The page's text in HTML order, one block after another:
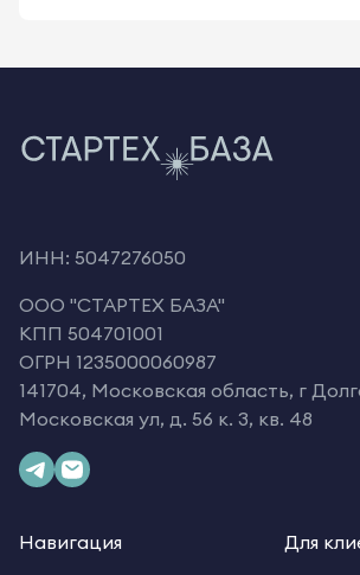
ИНН: 5047276050
OOO "СТАРТЕХ БАЗА"
КПП 504701001
ОГРН 1235000060987
141704, Московская область, г
Московская ул, д. 56 к. 3, кв. 48
Навигация
Для